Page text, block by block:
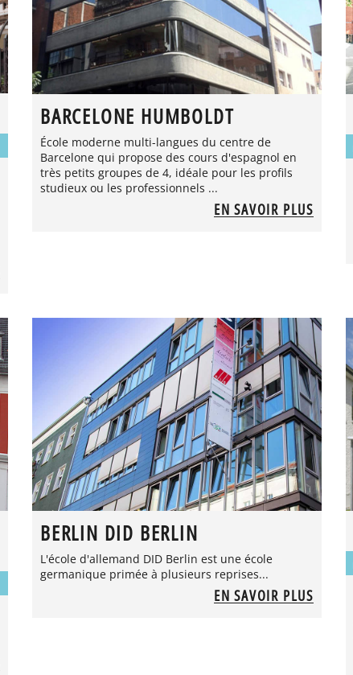
BARCELONE HUMBOLDT
École moderne multi-langues du centre de
Barcelone qui propose des cours d'espagnol en
très petits groupes de 4, idéale pour les profils
studieux ou les professionnels ...
EN SAVOIR PLUS
BERLIN DID BERLIN
L'école d'allemand DID Berlin est une école
germanique primée à plusieurs reprises...
EN SAVOIR PLUS